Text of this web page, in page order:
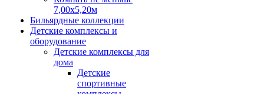
7,00х5,20м
Бильярдные коллекции
Детские комплексы и
оборудование
Детские комплексы для
дома
Детские
спортивные